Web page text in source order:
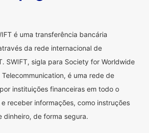
é uma transferência bancária
da rede internacional de
SWIFT, sigla para Society for Worldwide
é uma rede de
instituições financeiras em todo o
receber informações, como instruções
dinheiro, de forma segura.